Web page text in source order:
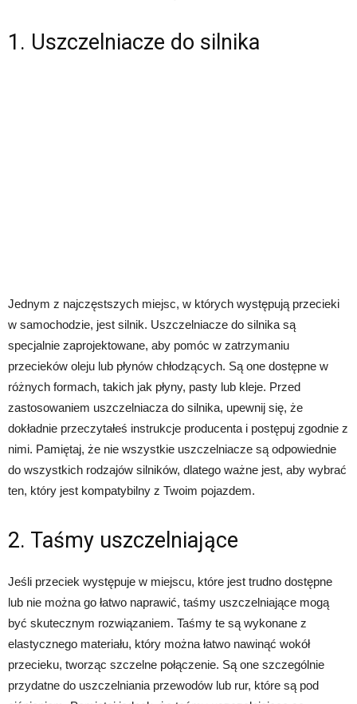
1. Uszczelniacze do silnika
Jednym z najczęstszych miejsc, w których występują przecieki
w samochodzie, jest silnik. Uszczelniacze do silnika są
specjalnie zaprojektowane, aby pomóc w zatrzymaniu
przecieków oleju lub płynów chłodzących. Są one dostępne w
różnych formach, takich jak płyny, pasty lub kleje. Przed
zastosowaniem uszczelniacza do silnika, upewnij się, że
dokładnie przeczytałeś instrukcje producenta i postępuj zgodnie z
nimi. Pamiętaj, że nie wszystkie uszczelniacze są odpowiednie
do wszystkich rodzajów silników, dlatego ważne jest, aby wybrać
ten, który jest kompatybilny z Twoim pojazdem.
2. Taśmy uszczelniające
Jeśli przeciek występuje w miejscu, które jest trudno dostępne
lub nie można go łatwo naprawić, taśmy uszczelniające mogą
być skutecznym rozwiązaniem. Taśmy te są wykonane z
elastycznego materiału, który można łatwo nawinąć wokół
przecieku, tworząc szczelne połączenie. Są one szczególnie
przydatne do uszczelniania przewodów lub rur, które są pod